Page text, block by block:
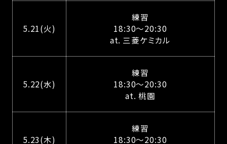
5.21(火)
練習
18:30～20:30
at. 三菱ケミカル
5.22(水)
練習
18:30～20:30
at. 桃園
5.23(木)
練習
18:30～20:30